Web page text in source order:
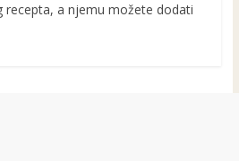
recepta, a njemu možete dodati